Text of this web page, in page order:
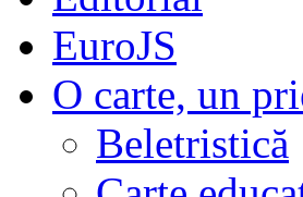
EuroJS
O carte, un
Beletristică